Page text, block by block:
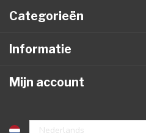
Categorieën
Informatie
Mijn account